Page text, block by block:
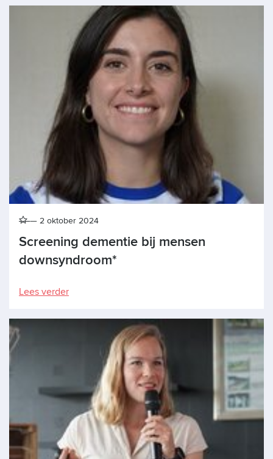
Screening dementie bij mensen
downsyndroom*
2 oktober 2024
Lees verder